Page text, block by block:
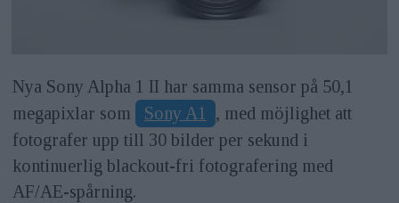
Nya Sony Alpha 1 II har samma sensor på 50,1
megapixlar som
Sony A1
, med möjlighet att
fotografer upp till 30 bilder per sekund i
kontinuerlig blackout-fri fotografering med
AF/AE-spårning.